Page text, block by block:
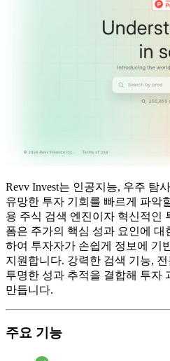
Revv Invest는 인공지능, 우주 탐
유망한 투자 기회를 빠르게 파악
용 주식 검색 엔진이자 혁신적인
폼은 주가의 핵심 성과 요인에
하여 투자자가 손쉽게 정보에 기
지원합니다. 강력한 검색 기능,
투명한 성과 추적을 결합해 투자
만듭니다.
주요 기능